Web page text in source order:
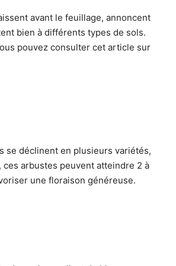
avant le feuillage, annoncent
bien à différents types de sols.
pouvez consulter cet article sur
se déclinent en plusieurs variétés,
arbustes peuvent atteindre 2 à
une floraison généreuse.